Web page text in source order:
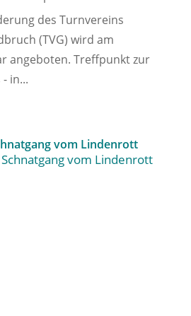
des Turnvereins
(TVG) wird am
angeboten. Treffpunkt zur
in...
vom Lindenrott